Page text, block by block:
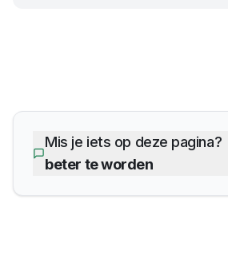
Mis je iets op deze pagina?
beter te worden